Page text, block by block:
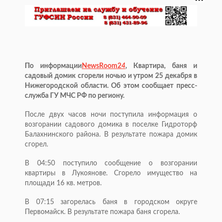
По информацииNewsRoom24, Квартира, баня и
садовый домик сгорели ночью и утром 25 декабря в
Нижегородской области. Об этом сообщает пресс-
служба ГУ МЧС РФ по региону.
После двух часов ночи поступила информация о
возгорании садового домика в поселке Гидроторф
Балахнинского района. В результате пожара домик
сгорел.
В 04:50 поступило сообщение о возгорании
квартиры в Лукоянове. Сгорело имущество на
площади 16 кв. метров.
В 07:15 загорелась баня в городском округе
Первомайск. В результате пожара баня сгорела.